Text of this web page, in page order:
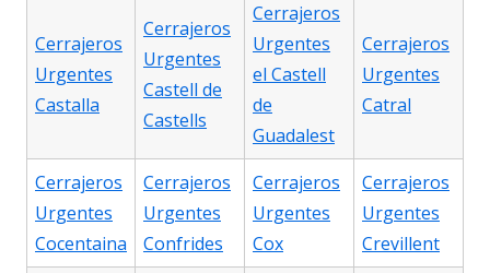
Cerrajeros
Urgentes
Castalla
Cerrajeros
Urgentes
Castell de
Castells
Cerrajeros
Urgentes
el Castell
de
Guadalest
Cerrajeros
Urgentes
Catral
Cerrajeros
Urgentes
Cocentaina
Cerrajeros
Urgentes
Confrides
Cerrajeros
Urgentes
Cox
Cerrajeros
Urgentes
Crevillent